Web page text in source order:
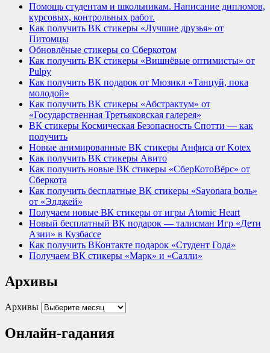
Помощь студентам и школьникам. Написание дипломов,
курсовых, контрольных работ.
Как получить ВК стикеры «Лучшие друзья» от
Питомцы
Обновлёные стикеры со Сберкотом
Как получить ВК стикеры «Вишнёвые оптимисты» от
Pulpy
Как получить ВК подарок от Мюзикл «Танцуй, пока
молодой»
Как получить ВК стикеры «Абстрактум» от
«Государственная Третьяковская галерея»
ВК стикеры Космическая Безопасность Спотти — как
получить
Новые анимированные ВК стикеры Анфиса от Kotex
Как получить ВК стикеры Авито
Как получить новые ВК стикеры «СберКотоВёрс» от
Сберкота
Как получить бесплатные ВК стикеры «Sayonara bоль»
от «Элджей»
Получаем новые ВК стикеры от игры Atomic Heart
Новый бесплатный ВК подарок — талисман Игр «Дети
Азии» в Кузбассе
Как получить ВКонтакте подарок «Студент Года»
Получаем ВК стикеры «Марк» и «Салли»
Архивы
Архивы
Онлайн-гадания